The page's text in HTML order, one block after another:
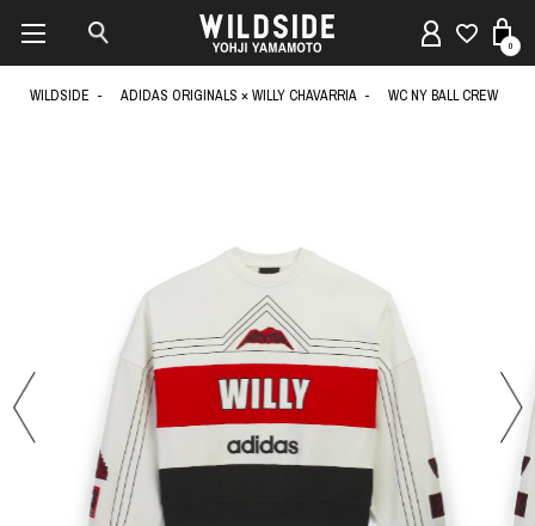
0
WILDSIDE ADIDAS ORIGINALS × WILLY CHAVARRIA WC NY BALL CREW